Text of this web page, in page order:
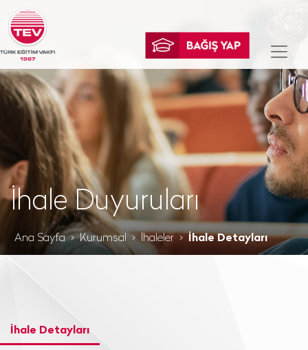
İhale Duyuruları
Ana Sayfa Kurumsal İhaleler İhale Detayları
İhale Detayları